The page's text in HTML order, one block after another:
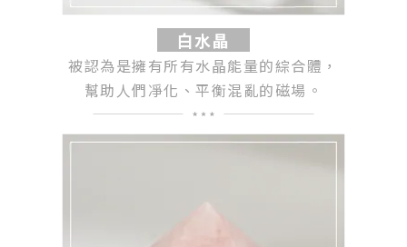
白水晶
被認為是擁有所有水晶能量的綜合體，
幫助人們凈化、平衡混亂的磁場。